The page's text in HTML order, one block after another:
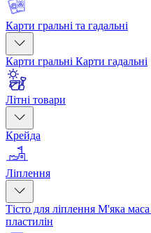
Карти гральні та гадальні
Карти гральні Карти гадальні
Літні товари
Крейда
Ліплення
Тісто для ліплення М'яка маса
пластилін